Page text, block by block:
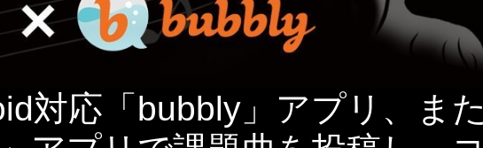
対応「bubbly」アプリ、また